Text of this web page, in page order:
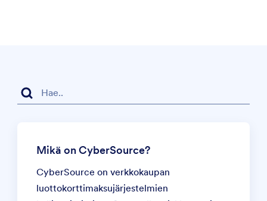
Mikä on CyberSource?
CyberSource on verkkokaupan
luottokorttimaksujärjestelmien